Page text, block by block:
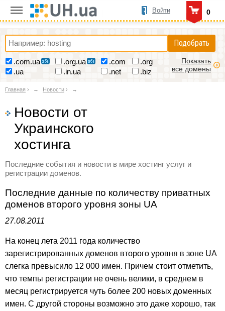
0
Войти
Подобрать
.com.ua .org.ua .com
.org
.ua
.in.ua .net .biz
Показать
все домены
Главная › Новости ›
Новости от
Украинского
хостинга
Последние события и новости в мире хостинг услуг и
регистрации доменов.
Последние данные по количеству приватных
доменов второго уровня зоны UA
27.08.2011
На конец лета 2011 года количество
зарегистрированных доменов второго уровня в зоне UA
слегка превысило 12 000 имен. Причем стоит отметить,
что темпы регистрации не очень велики, в среднем в
месяц регистрируется чуть более 200 новых доменных
имен. С другой стороны возможно это даже хорошо, так